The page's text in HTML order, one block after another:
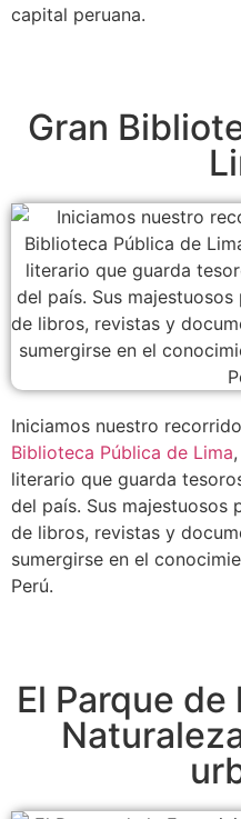
capital peruana.
Gran
Iniciamos nuestro
Biblioteca Pública de Lima
literario que guarda
del país. Sus majestuosos
de libros, revistas y
sumergirse en el
Perú.
El Parque